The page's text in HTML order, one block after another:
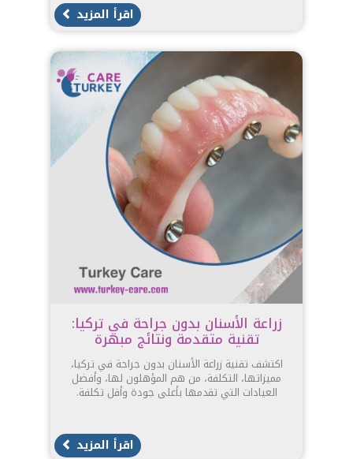
اقرأ المزيد
زراعة الأسنان بدون جراحة في تركيا:
تقنية متقدمة ونتائج مبهرة
اكتشف تقنية زراعة الأسنان بدون جراحة في تركيا،
مميزاتها، التكلفة، من هم المؤهلون لها، وأفضل
العيادات التي تقدمها بأعلى جودة وأقل تكلفة.
اقرأ المزيد